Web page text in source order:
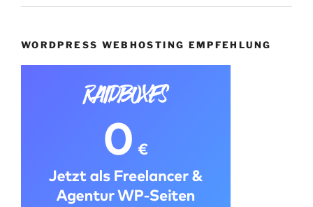
WORDPRESS WEBHOSTING EMPFEHLUNG